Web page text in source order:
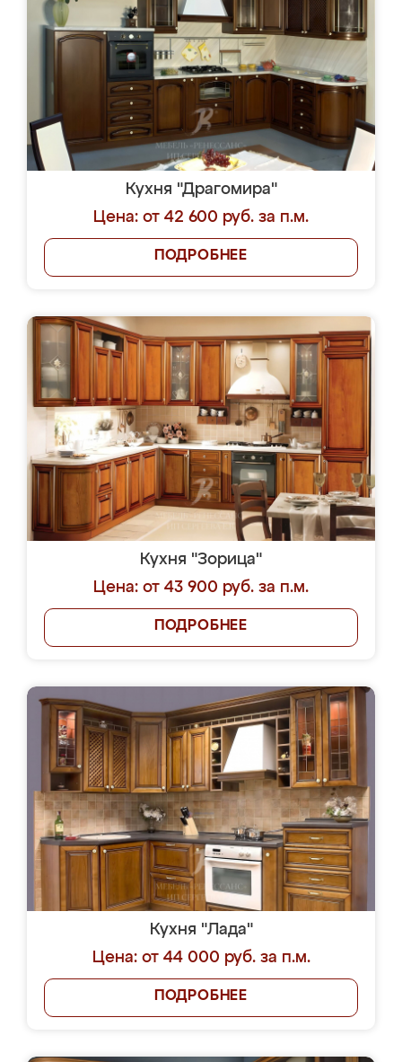
Кухня "Драгомира"
Цена: от 42 600 руб. за п.м.
ПОДРОБНЕЕ
Кухня "Зорица"
Цена: от 43 900 руб. за п.м.
ПОДРОБНЕЕ
Кухня "Лада"
Цена: от 44 000 руб. за п.м.
ПОДРОБНЕЕ